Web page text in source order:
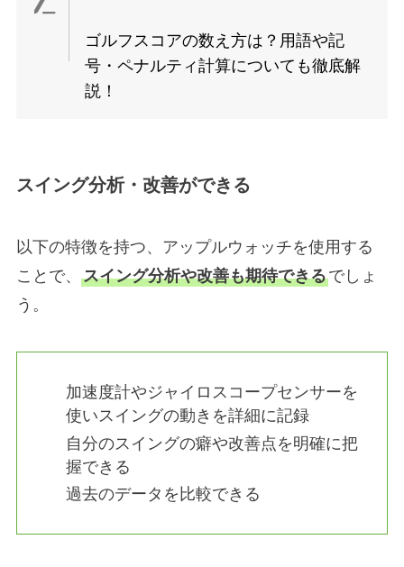
ゴルフスコアの数え方は？用語や記
号・ペナルティ計算についても徹底解
説！
スイング分析・改善ができる
以下の特徴を持つ、アップルウォッチを使用する
ことで、 スイング分析や改善も期待できるでしょ
う。
加速度計やジャイロスコープセンサーを
使いスイングの動きを詳細に記録
自分のスイングの癖や改善点を明確に把
握できる
過去のデータを比較できる